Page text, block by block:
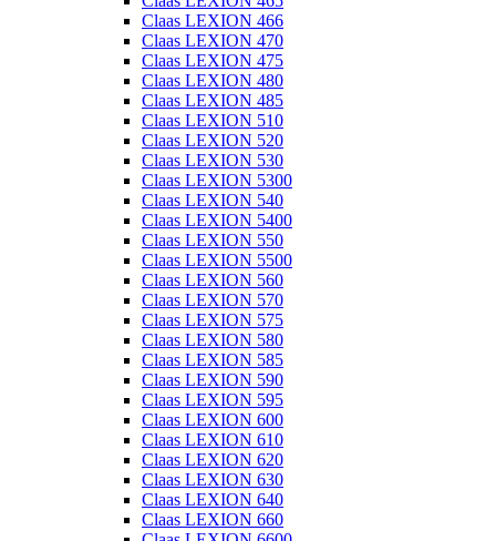
Claas LEXION 466
Claas LEXION 470
Claas LEXION 475
Claas LEXION 480
Claas LEXION 485
Claas LEXION 510
Claas LEXION 520
Claas LEXION 530
Claas LEXION 5300
Claas LEXION 540
Claas LEXION 5400
Claas LEXION 550
Claas LEXION 5500
Claas LEXION 560
Claas LEXION 570
Claas LEXION 575
Claas LEXION 580
Claas LEXION 585
Claas LEXION 590
Claas LEXION 595
Claas LEXION 600
Claas LEXION 610
Claas LEXION 620
Claas LEXION 630
Claas LEXION 640
Claas LEXION 660